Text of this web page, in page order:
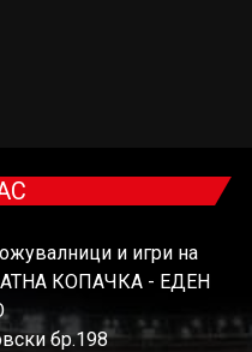
и игри на
КОПАЧКА - ЕДЕН
бр.198